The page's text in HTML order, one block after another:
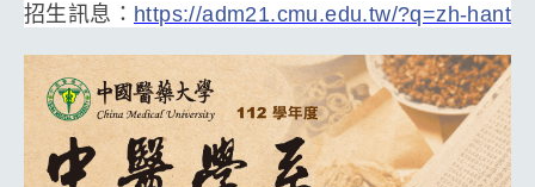
招生訊息： https://adm21.cmu.edu.tw/?q=zh-hant